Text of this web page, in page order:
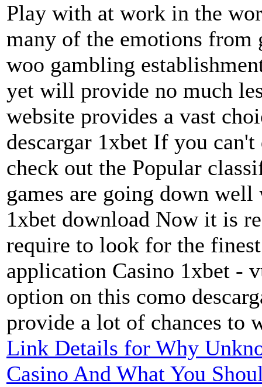
Play with at work in the
many of the emotions from
woo gambling
yet will provide no much
website provides a vast
descargar 1xbet If you
check out the Popular
games are going down
1xbet download Now it is
require to look for the
application Casino 1xbet -
option on this como
provide a lot of chances to
Link Details for Why
Casino And What You